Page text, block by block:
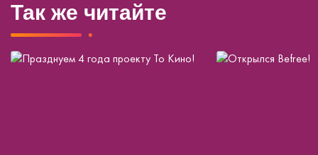
Так же читайте